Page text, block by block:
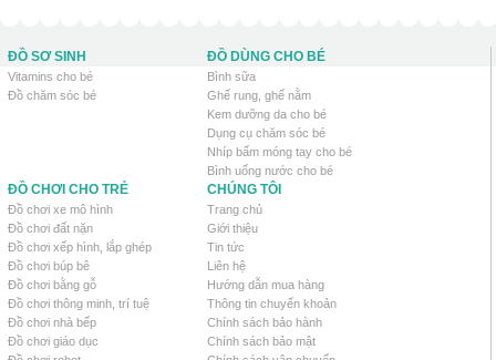
ĐỒ SƠ SINH
Vitamins cho bé
Đồ chăm sóc bé
ĐỒ DÙNG CHO BÉ
Bình sữa
Ghế rung, ghế nằm
Kem dưỡng da cho bé
Dụng cụ chăm sóc bé
Nhíp bấm móng tay cho bé
Bình uống nước cho bé
ĐỒ CHƠI CHO TRẺ
Đồ chơi xe mô hình
Đồ chơi đất nặn
Đồ chơi xếp hình, lắp ghép
Đồ chơi búp bê
Đồ chơi bằng gỗ
Đồ chơi thông minh, trí tuệ
Đồ chơi nhà bếp
Đồ chơi giáo dục
CHÚNG TÔI
Trang chủ
Giới thiệu
Tin tức
Liên hệ
Hướng dẫn mua hàng
Thông tin chuyển khoản
Chính sách bảo hành
Chính sách bảo mật